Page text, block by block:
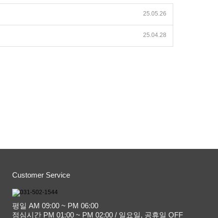
25.05.26
25.04.28
Customer Service
평일 AM 09:00 ~ PM 06:00
점심시간 PM 01:00 ~ PM 02:00 / 일요일, 공휴일 OFF